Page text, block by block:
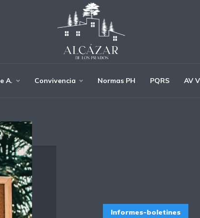
A. Convivencia Normas PH PQRS AV
Informes-boletines